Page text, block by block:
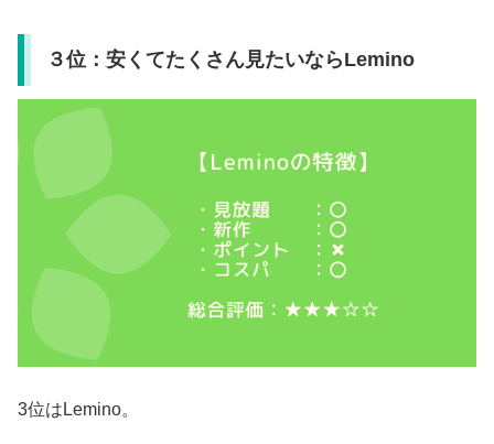
３位：安くてたくさん見たいならLemino
3位はLemino。